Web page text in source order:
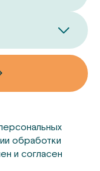
обработки
и согласен